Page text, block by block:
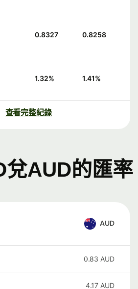
0.8327 0.8258
1.32% 1.41%
查看完整紀錄
兌AUD的匯率
AUD
0.83 AUD
4.17 AUD